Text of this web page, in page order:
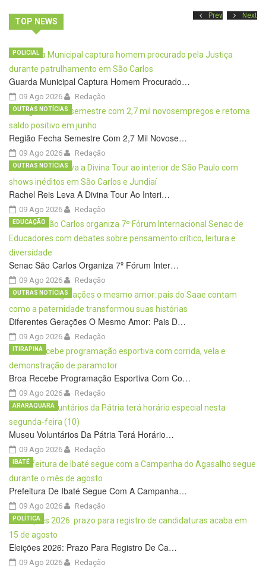
TOP NEWS
Prev Next
Guarda Municipal Captura Homem Procurado…
09 Ago 2026
POLICIAL
Redação
Região Fecha Semestre Com 2,7 Mil Novose…
09 Ago 2026
OUTRAS NOTÍCIAS
Redação
Rachel Reis Leva A Divina Tour Ao Interi…
09 Ago 2026
OUTRAS NOTÍCIAS
Redação
Senac São Carlos Organiza 7º Fórum Inter…
09 Ago 2026
EDUCAÇÃO
Redação
Diferentes Gerações O Mesmo Amor: Pais D…
09 Ago 2026
OUTRAS NOTÍCIAS
Redação
Broa Recebe Programação Esportiva Com Co…
09 Ago 2026
ITIRAPINA
Redação
Museu Voluntários Da Pátria Terá Horário…
09 Ago 2026
ARARAQUARA
Redação
Prefeitura De Ibaté Segue Com A Campanha…
09 Ago 2026
IBATÉ
Redação
Eleições 2026: Prazo Para Registro De Ca…
09 Ago 2026
POLÍTICA
Redação